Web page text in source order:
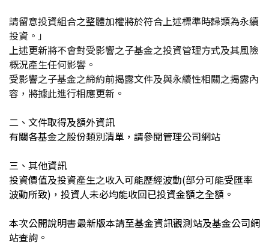
請留意投資組合之整體加權將於符合上述標準時歸類為永續
投資。」
上述更新將不會對受影響之子基金之投資管理方式及其風險
概況產生任何影響。
受影響之子基金之締約前揭露文件及與永續性相關之揭露內
容，將據此進行相應更新。
二、文件取得及額外資訊
有關各基金之股份類別清單，請參閱管理公司網站
三、其他資訊
投資價值及投資產生之收入可能歷經波動(部分可能受匯率
波動所致)，投資人未必均能收回已投資金額之全額。
本次公開說明書最新版本請至基金資訊觀測站及基金公司網
站查詢。